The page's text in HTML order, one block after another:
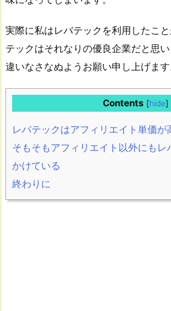
実際に私はレバテックを利用したこ
テックはそれなりの優良企業だと思
違いなさなぬようお願い申し上げます
Contents [hide]
レバテックはアフィリエイト単価が
そもそもアフィリエイト以外にもレ
かけている
終わりに